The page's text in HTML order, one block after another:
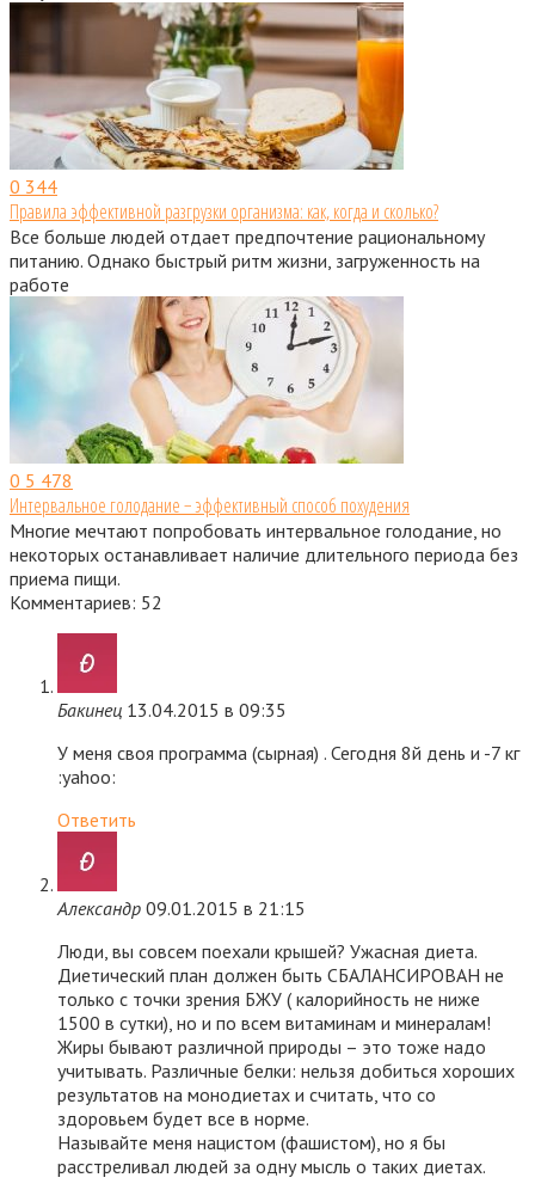
0 344
Правила эффективной разгрузки организма: как, когда и сколько?
Все больше людей отдает предпочтение рациональному
питанию. Однако быстрый ритм жизни, загруженность на
работе
0 5 478
Интервальное голодание − эффективный способ похудения
Многие мечтают попробовать интервальное голодание, но
некоторых останавливает наличие длительного периода без
приема пищи.
Комментариев: 52
Бакинец 13.04.2015 в 09:35
У меня своя программа (сырная) . Сегодня 8й день и -7 кг
:yahoo:
Ответить
Александр 09.01.2015 в 21:15
Люди, вы совсем поехали крышей? Ужасная диета.
Диетический план должен быть СБАЛАНСИРОВАН не
только с точки зрения БЖУ ( калорийность не ниже
1500 в сутки), но и по всем витаминам и минералам!
Жиры бывают различной природы – это тоже надо
учитывать. Различные белки: нельзя добиться хороших
результатов на монодиетах и считать, что со
здоровьем будет все в норме.
Называйте меня нацистом (фашистом), но я бы
расстреливал людей за одну мысль о таких диетах.